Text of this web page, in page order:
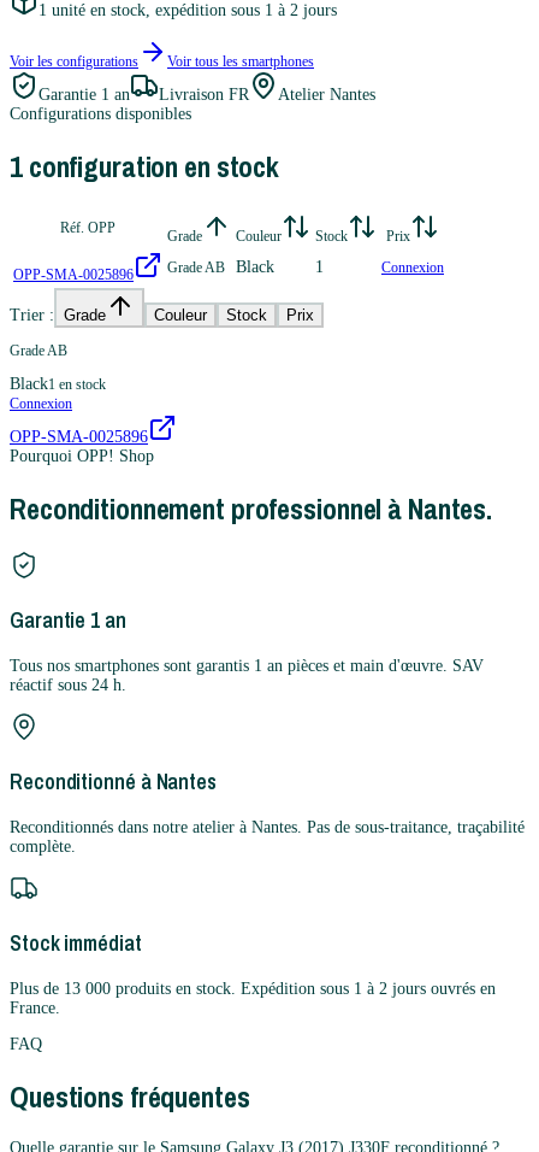
1 unité en stock, expédition sous 1 à 2 jours
Voir les configurations Voir tous les smartphones
Garantie 1 an Livraison FR
Atelier Nantes
Configurations disponibles
1configuration en stock
Réf. OPP Grade Couleur Stock Prix
OPP-SMA-0025896 Grade AB Black 1 Connexion
Trier : Grade Couleur Stock Prix
Grade AB
Black1 en stock
Connexion
OPP-SMA-0025896
Pourquoi OPP! Shop
Reconditionnement professionnel à Nantes.
Garantie 1 an
Tous nos smartphones sont garantis 1 an pièces et main d'œuvre. SAV
réactif sous 24 h.
Reconditionné à Nantes
Reconditionnés dans notre atelier à Nantes. Pas de sous-traitance, traçabilité
complète.
Stock immédiat
Plus de 13 000 produits en stock. Expédition sous 1 à 2 jours ouvrés en
France.
FAQ
Questions fréquentes
Quelle garantie sur le Samsung Galaxy J3 (2017) J330F reconditionné ?